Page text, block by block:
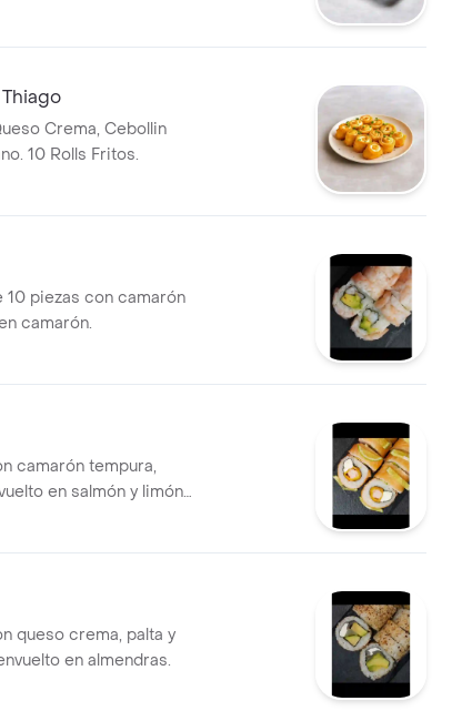
Crema, Cebollin
10 Rolls Fritos.
10 piezas con camarón
camarón.
camarón tempura,
en salmón y limón
queso crema, palta y
en almendras.